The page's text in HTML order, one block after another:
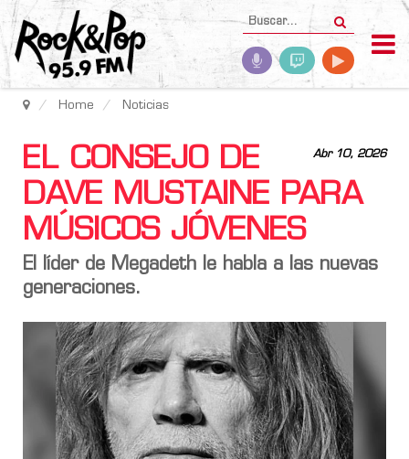
Home Noticias
Abr 10, 2026
EL CONSEJO DE
DAVE MUSTAINE PARA
MÚSICOS JÓVENES
El líder de Megadeth le habla a las nuevas
generaciones.